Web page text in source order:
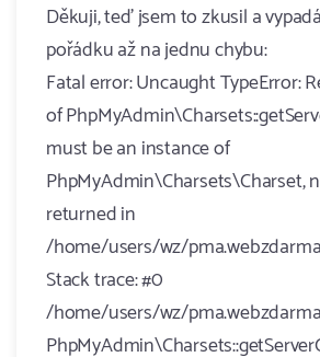
Děkuji, teď jsem to zkusil a
pořádku až na jednu chybu:
Fatal error: Uncaught TypeError:
of
must be an instance of
PhpMyAdmin\Charsets\Charset,
returned in
/home/users/wz/
Stack trace: #0
/home/users/wz/